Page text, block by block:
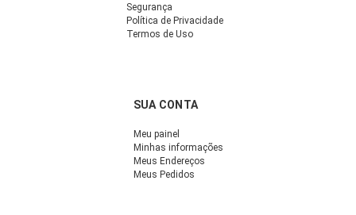
Segurança
Política de Privacidade
Termos de Uso
SUA CONTA
Meu painel
Minhas informações
Meus Endereços
Meus Pedidos